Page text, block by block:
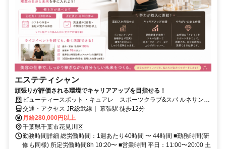
エステティシャン
頑張りが評価される環境でキャリアアップを目指せる！
ビューティースポット・キュアレ スポーツクラブ&スパ ルネサンス
幕張店
交通・アクセス JR総武線｜ 幕張駅 徒歩12分
月給280,000円以上
千葉県千葉市花見川区
勤務時間詳細 総労働時間：1週あたり40時間 〜 44時間 ■勤務時間(研
修も同様) 所定労働時間8h 10:20〜 ■営業時間 平日：11:00〜20:00 土